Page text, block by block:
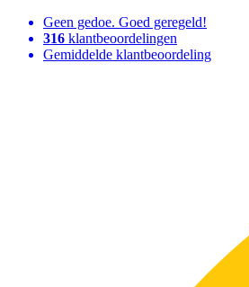
Geen gedoe. Goed geregeld!
316 klantbeoordelingen
Gemiddelde klantbeoordeling